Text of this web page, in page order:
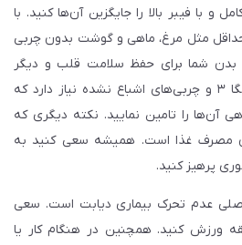
و با فیبر بالا را جایگزین آن‌ها کنید. با
مثل مرغ، ماهی و گوشت بدون چربی
بدن شما برای حفظ سلامت قلب و دیگر
اندام‌ها به اسیدهای چرب امگا ۳ و چربی‌های اشباع نشده نیاز دارد که
آن‌ها را تامین نمایید. نکته دیگری که
مصرف غذا است. همیشه سعی کنید به
پرهیز کنید.
عدم تحرک بیماری دیابت است. سعی
روز حداقل ۳۰ دقیقه ورزش کنید. همچنین در هنگام کار یا